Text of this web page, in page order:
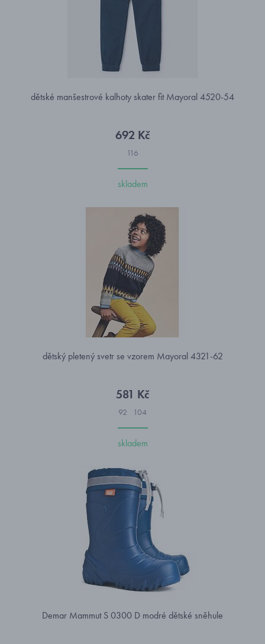
dětské manšestrové kalhoty skater fit Mayoral 4520-54
692 Kč
116
skladem
dětský pletený svetr se vzorem Mayoral 4321-62
581 Kč
92 104
skladem
Demar Mammut S 0300 D modré dětské sněhule